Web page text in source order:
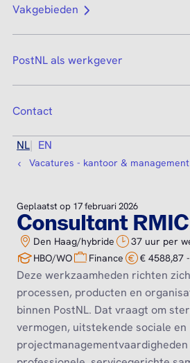
Vakgebieden
PostNL als werkgever
Contact
NL EN
Vacatures - kantoor & management